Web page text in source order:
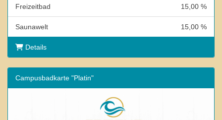
Freizeitbad 15,00 %
Saunawelt 15,00 %
Details
Campusbadkarte "Platin"